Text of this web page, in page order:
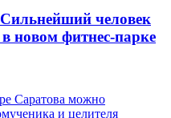
человек
новом фитнес-парке